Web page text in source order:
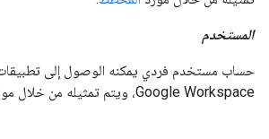
المستخدم
حساب مستخدم فردي يمكنه الوصول إلى
Google Workspace، ويتم تمثيله من خلال مورد